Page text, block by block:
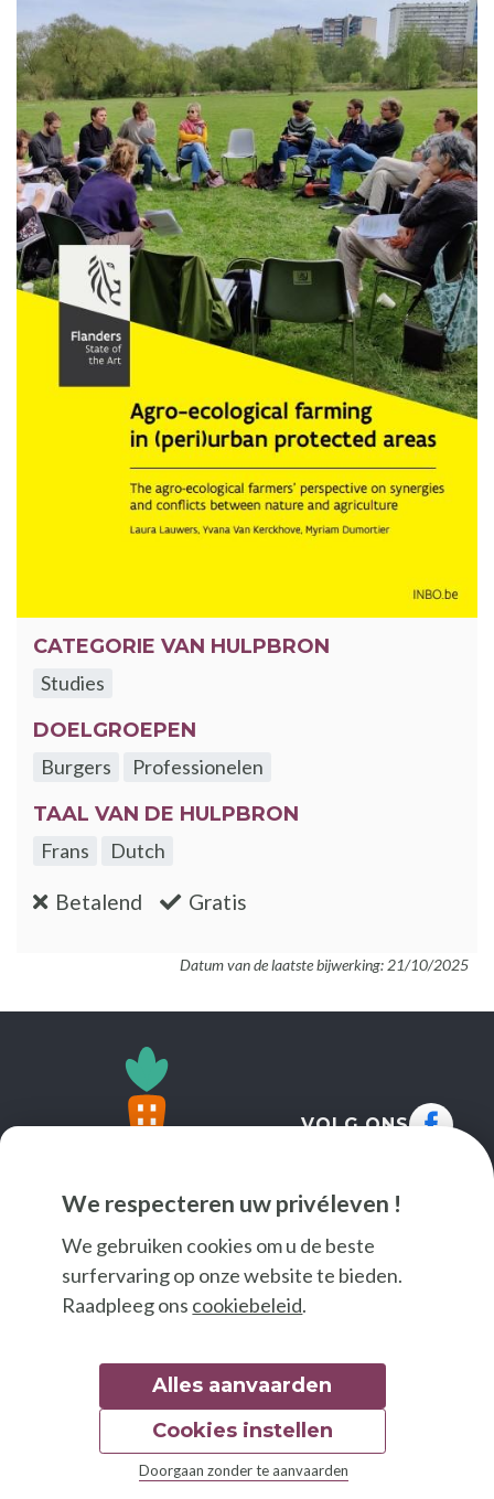
We respecteren uw privéleven !
We gebruiken cookies om u de beste
surfervaring op onze website te bieden.
Raadpleeg ons cookiebeleid.
Alles aanvaarden
Doorgaan zonder te aanvaarden
Cookies instellen
CATEGORIE VAN HULPBRON
Studies
DOELGROEPEN
Burgers
Professionelen
TAAL VAN DE HULPBRON
Frans
Dutch
Betalend :nee Gratis
Datum van de laatste bijwerking: 21/10/2025
VOLG ONS
© 2026 Good Food
Wettelijke bepalingen